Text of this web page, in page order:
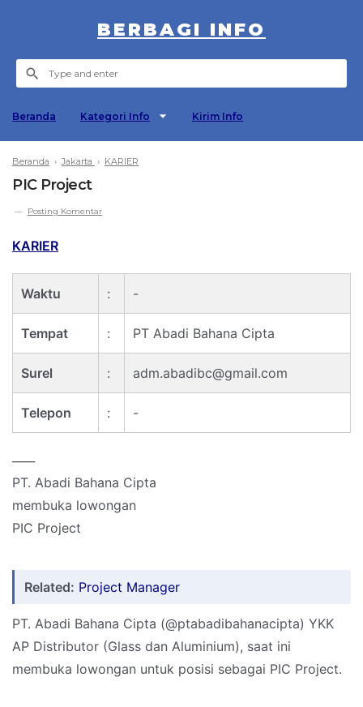
BERBAGI INFO
Beranda Kategori Info Kirim Info
Beranda ›Jakarta › KARIER
PIC Project
Posting Komentar
KARIER
Waktu : -
Tempat : PT Abadi Bahana Cipta
Surel : adm.abadibc@gmail.com
Telepon : -
PT. Abadi Bahana Cipta
membuka lowongan
PIC Project
Related: Project Manager
PT. Abadi Bahana Cipta (@ptabadibahanacipta) YKK
AP Distributor (Glass dan Aluminium), saat ini
membuka lowongan untuk posisi sebagai PIC Project.